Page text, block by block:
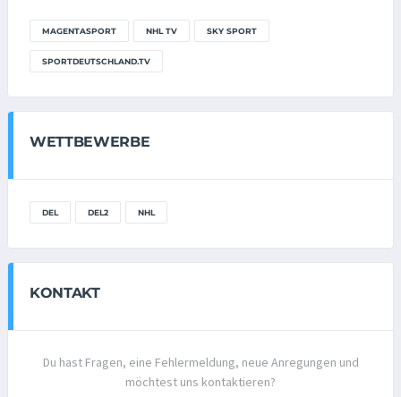
MAGENTASPORT NHL TV SKY SPORT
SPORTDEUTSCHLAND.TV
WETTBEWERBE
DEL DEL2 NHL
KONTAKT
Du hast Fragen, eine Fehlermeldung, neue Anregungen und
möchtest uns kontaktieren?